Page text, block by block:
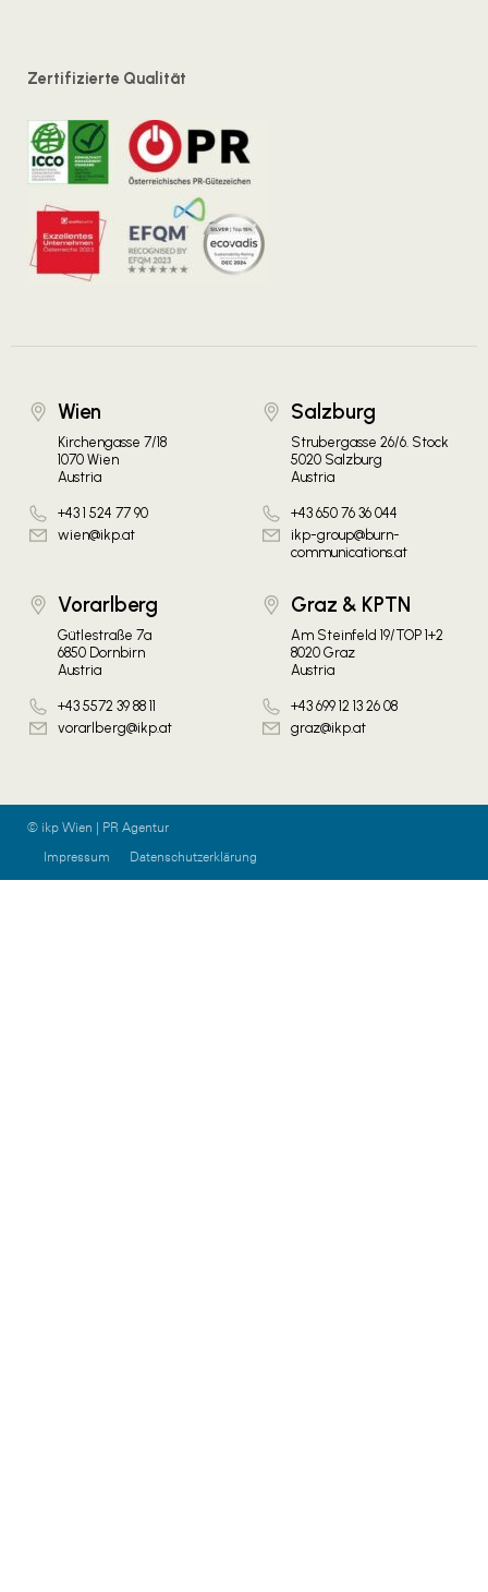
Zertifizierte Qualität
Wien
Kirchengasse 7/18
1070 Wien
Austria
+43 1 524 77 90
wien@ikp.at
Salzburg
Strubergasse 26/6. Stock
5020 Salzburg
Austria
+43 650 76 36 044
ikp-group@burn-
communications.at
Vorarlberg
Gütlestraße 7a
6850 Dornbirn
Austria
+43 5572 39 88 11
vorarlberg@ikp.at
Graz & KPTN
Am Steinfeld 19/TOP 1+2
8020 Graz
Austria
+43 699 12 13 26 08
graz@ikp.at
© ikp Wien | PR Agentur
Impressum
Datenschutzerklärung